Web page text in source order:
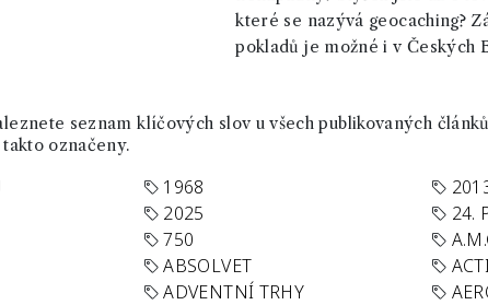
které se nazývá geocaching?
pokladů je možné i v Českých
seznam klíčových slov u všech publikovaných
označeny.
1968
2025 24.
750
ABSOLVET
ADVENTNÍ TRHY